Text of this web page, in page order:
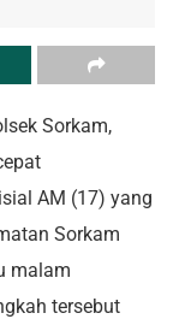
Sorkam,
AM (17) yang
Sorkam
malam
tersebut